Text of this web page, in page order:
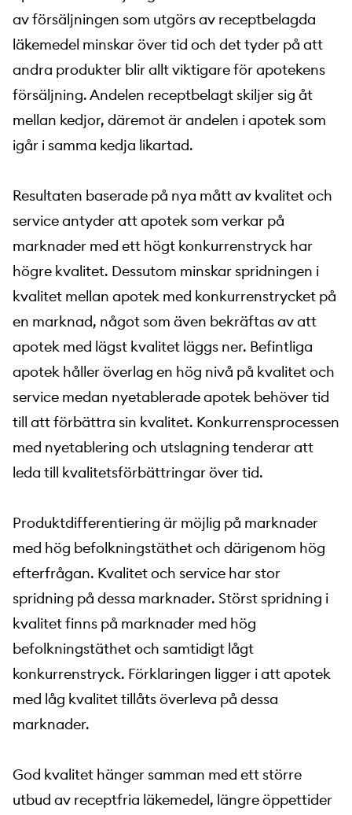
av försäljningen som utgörs av receptbelagda
läkemedel minskar över tid och det tyder på att
andra produkter blir allt viktigare för apotekens
försäljning. Andelen receptbelagt skiljer sig åt
mellan kedjor, däremot är andelen i apotek som
igår i samma kedja likartad.
Resultaten baserade på nya mått av kvalitet och
service antyder att apotek som verkar på
marknader med ett högt konkurrenstryck har
högre kvalitet. Dessutom minskar spridningen i
kvalitet mellan apotek med konkurrenstrycket på
en marknad, något som även bekräftas av att
apotek med lägst kvalitet läggs ner. Befintliga
apotek håller överlag en hög nivå på kvalitet och
service medan nyetablerade apotek behöver tid
till att förbättra sin kvalitet. Konkurrensprocessen
med nyetablering och utslagning tenderar att
leda till kvalitetsförbättringar över tid.
Produktdifferentiering är möjlig på marknader
med hög befolkningstäthet och därigenom hög
efterfrågan. Kvalitet och service har stor
spridning på dessa marknader. Störst spridning i
kvalitet finns på marknader med hög
befolkningstäthet och samtidigt lågt
konkurrenstryck. Förklaringen ligger i att apotek
med låg kvalitet tillåts överleva på dessa
marknader.
God kvalitet hänger samman med ett större
utbud av receptfria läkemedel, längre öppettider